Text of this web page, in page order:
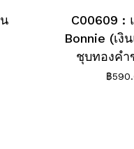
C00609 :
Bonnie (เงิ
ชุบทองคำ
฿